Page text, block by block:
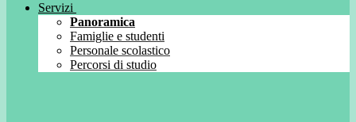
Servizi
Panoramica
Famiglie e studenti
Personale scolastico
Percorsi di studio